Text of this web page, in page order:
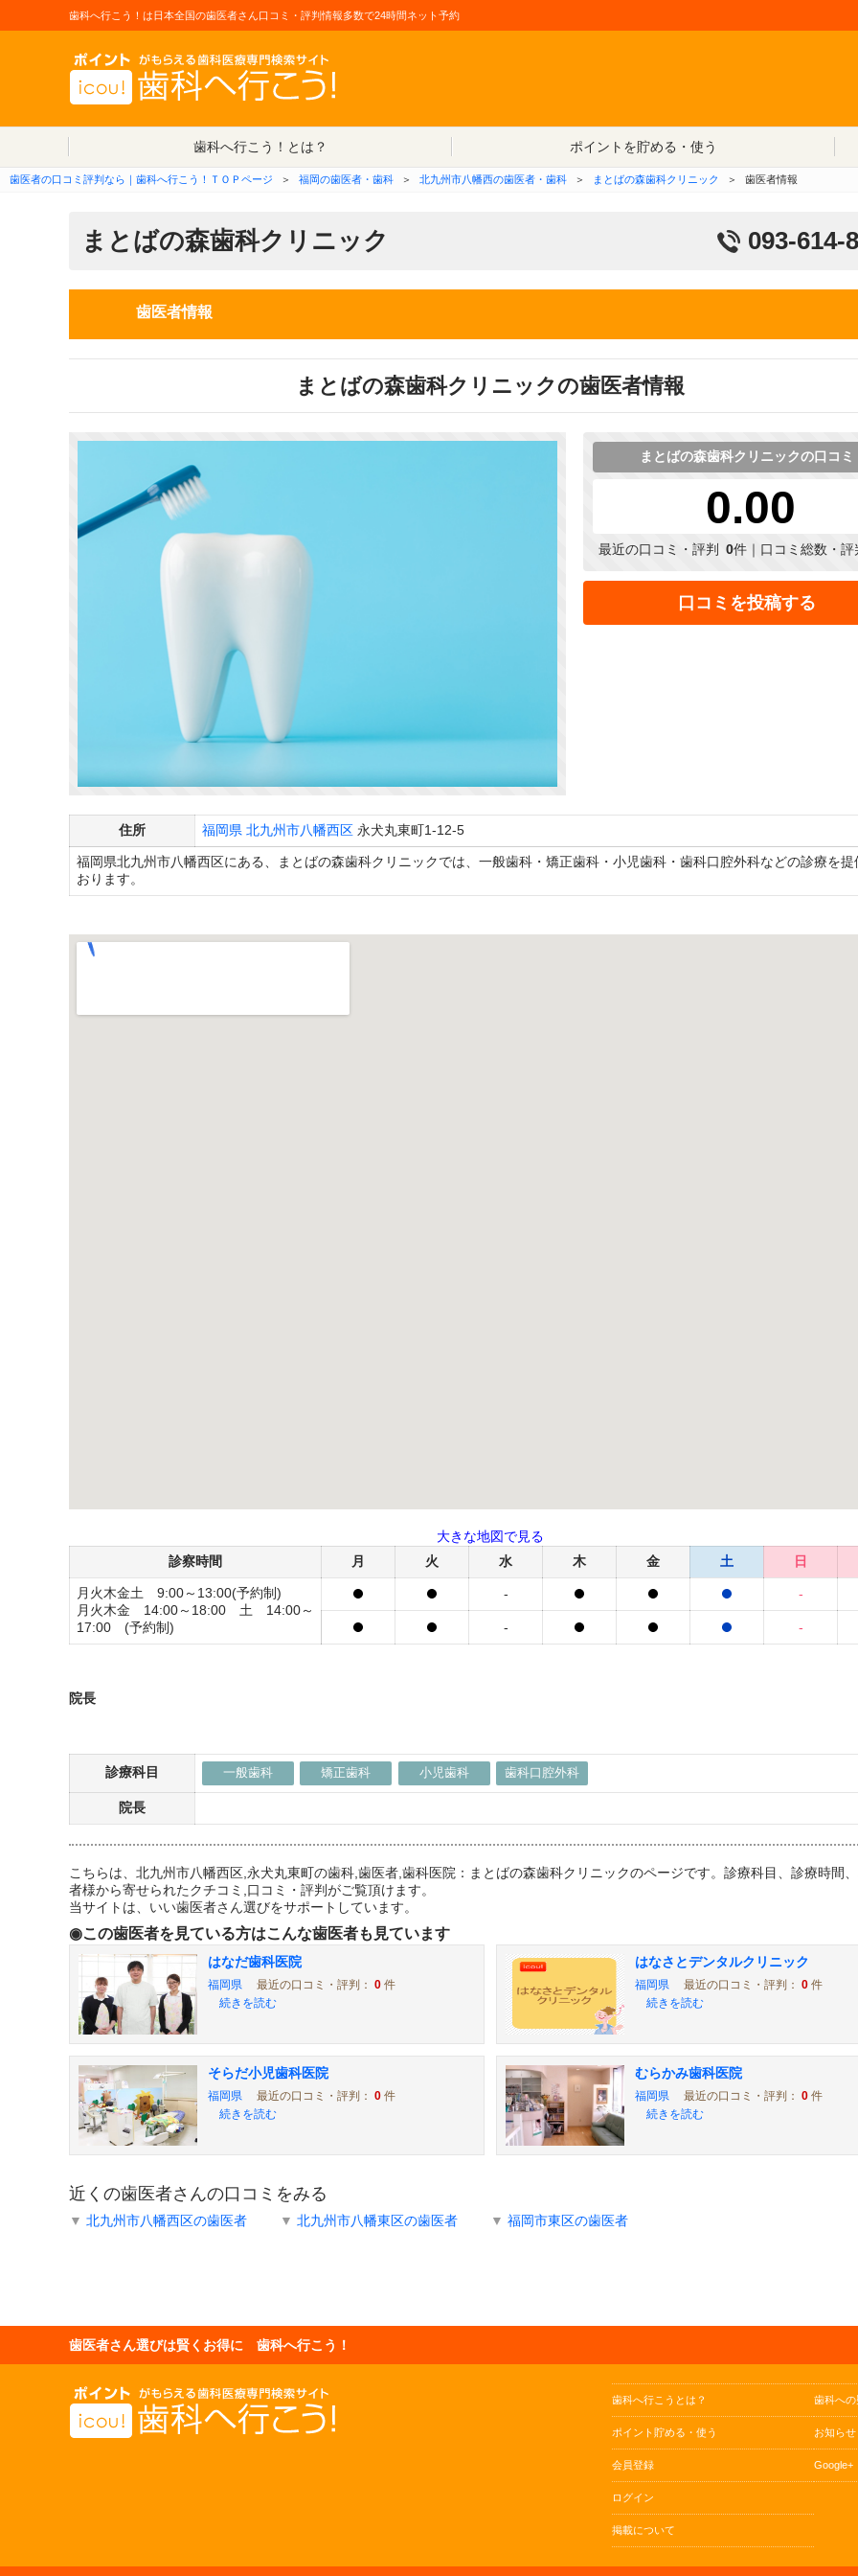
歯科へ行こう！は日本全国の歯医者さん口コミ・評判情報多数で24時間ネット予約
歯科へ行こう！とは？
ポイントを貯める・使う
歯医者の口コミ評判なら｜歯科へ行こう！ＴＯＰページ ＞ 福岡の歯医者・歯科 ＞ 北九州市八幡西の歯医者・歯科 ＞ まとばの森歯科クリニック ＞ 歯医者情報
まとばの森歯科クリニック 093-614-
歯医者情報
まとばの森歯科クリニックの歯医者情報
まとばの森歯科クリニックの口コミ
0.00
最近の口コミ・評判 0件｜口コミ総数・評
口コミを投稿する
住所 福岡県 北九州市八幡西区 永犬丸東町1-12-5
福岡県北九州市八幡西区にある、まとばの森歯科クリニックでは、一般歯科・矯正歯科・小児歯科・歯科口腔外科などの診療を提
おります。
大きな地図で見る
診察時間
月 火 水 木 金 土 日
月火木金土 9:00～13:00(予約制)
月火木金 14:00～18:00 土 14:00～
17:00 (予約制)
- -
- -
院長
診療科目 一般歯科 矯正歯科 小児歯科 歯科口腔外科
院長
こちらは、北九州市八幡西区,永犬丸東町の歯科,歯医者,歯科医院：まとばの森歯科クリニックのページです。診療科目、診療時間
者様から寄せられたクチコミ,口コミ・評判がご覧頂けます。
当サイトは、いい歯医者さん選びをサポートしています。
◉この歯医者を見ている方はこんな歯医者も見ています
はなだ歯科医院
福岡県 最近の口コミ・評判： 0件
続きを読む
はなさとデンタルクリニック
福岡県 最近の口コミ・評判： 0件
続きを読む
そらだ小児歯科医院
福岡県 最近の口コミ・評判： 0件
続きを読む
むらかみ歯科医院
福岡県 最近の口コミ・評判： 0件
続きを読む
近くの歯医者さんの口コミをみる
▼ 北九州市八幡西区の歯医者 ▼ 北九州市八幡東区の歯医者 ▼ 福岡市東区の歯医者
歯医者さん選びは賢くお得に 歯科へ行こう！
歯科へ行こうとは？
ポイント貯める・使う
会員登録
ログイン
掲載について
歯科へ
お知らせ
Google+